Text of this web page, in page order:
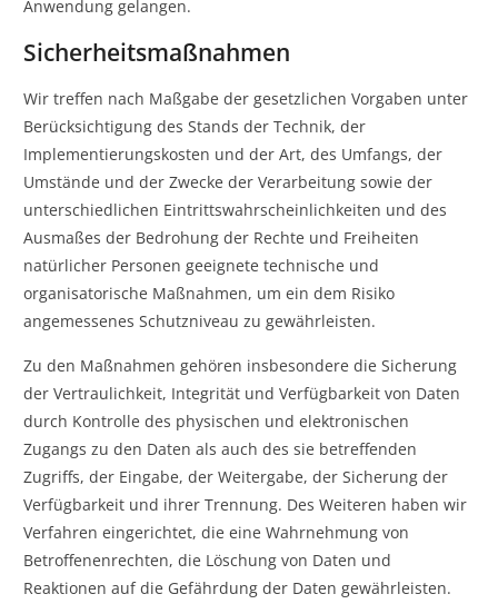
Anwendung gelangen.
Sicherheitsmaßnahmen
Wir treffen nach Maßgabe der gesetzlichen Vorgaben unter
Berücksichtigung des Stands der Technik, der
Implementierungskosten und der Art, des Umfangs, der
Umstände und der Zwecke der Verarbeitung sowie der
unterschiedlichen Eintrittswahrscheinlichkeiten und des
Ausmaßes der Bedrohung der Rechte und Freiheiten
natürlicher Personen geeignete technische und
organisatorische Maßnahmen, um ein dem Risiko
angemessenes Schutzniveau zu gewährleisten.
Zu den Maßnahmen gehören insbesondere die Sicherung
der Vertraulichkeit, Integrität und Verfügbarkeit von Daten
durch Kontrolle des physischen und elektronischen
Zugangs zu den Daten als auch des sie betreffenden
Zugriffs, der Eingabe, der Weitergabe, der Sicherung der
Verfügbarkeit und ihrer Trennung. Des Weiteren haben wir
Verfahren eingerichtet, die eine Wahrnehmung von
Betroffenenrechten, die Löschung von Daten und
Reaktionen auf die Gefährdung der Daten gewährleisten.